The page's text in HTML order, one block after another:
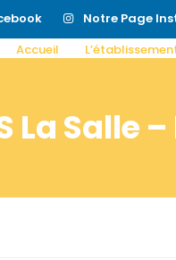
Notre Page
Accueil
La Salle